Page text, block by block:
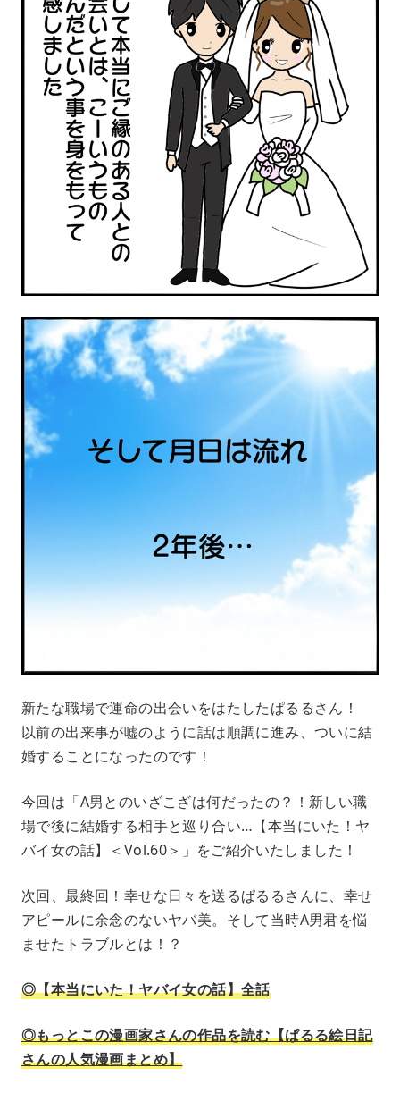
新たな職場で運命の出会いをはたしたぱるるさん！
以前の出来事が嘘のように話は順調に進み、ついに結
婚することになったのです！
今回は「A男とのいざこざは何だったの？！新しい職
場で後に結婚する相手と巡り合い…【本当にいた！ヤ
バイ女の話】＜Vol.60＞」をご紹介いたしました！
次回、最終回！幸せな日々を送るぱるるさんに、幸せ
アピールに余念のないヤバ美。そして当時A男君を悩
ませたトラブルとは！？
◎【本当にいた！ヤバイ女の話】全話
◎もっとこの漫画家さんの作品を読む【ぱるる絵日記
さんの人気漫画まとめ】